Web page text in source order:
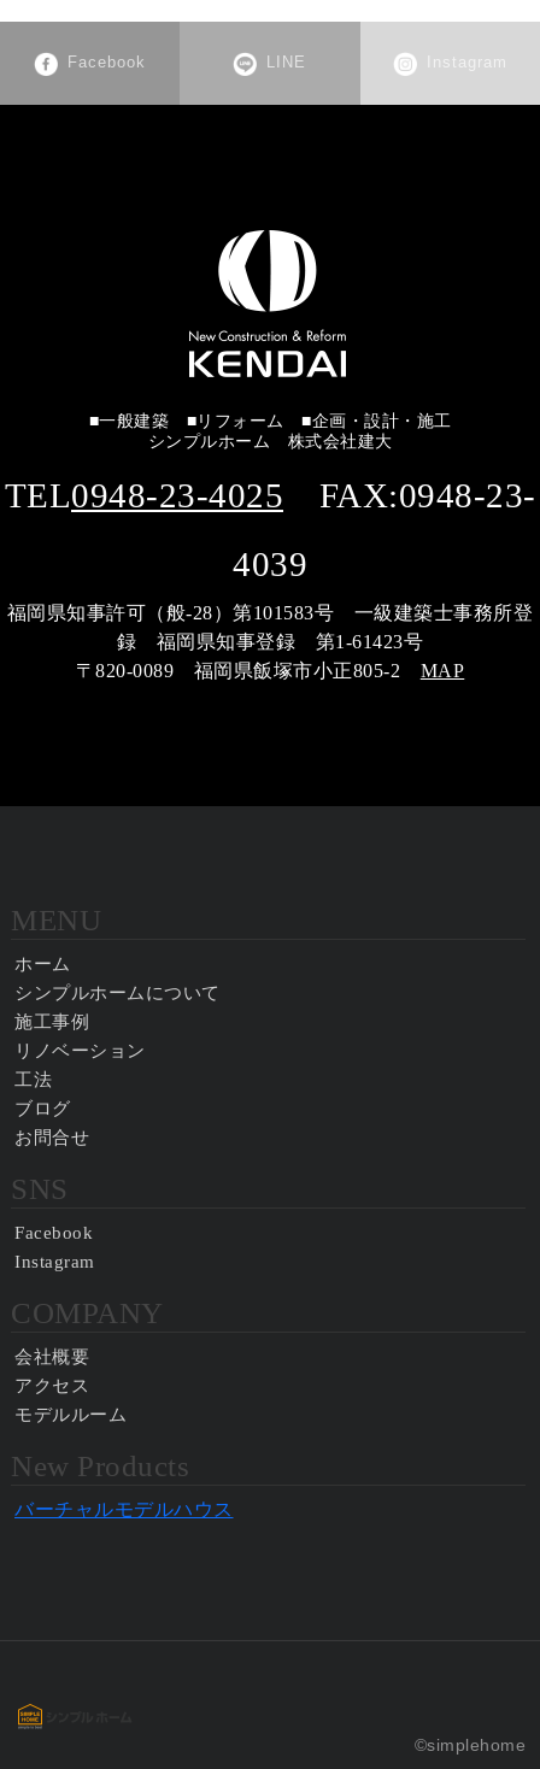
Facebook LINE Instagram
■一般建築 ■リフォーム ■企画・設計・施工
シンプルホーム 株式会社建大
TEL0948-23-4025 FAX:0948-23-
4039
福岡県知事許可（般-28）第101583号 一級建築士事務所登
録 福岡県知事登録 第1-61423号
〒820-0089 福岡県飯塚市小正805-2 MAP
MENU
ホーム
シンプルホームについて
施工事例
リノベーション
工法
ブログ
お問合せ
SNS
Facebook
Instagram
COMPANY
会社概要
アクセス
モデルルーム
New Products
バーチャルモデルハウス
©simplehome